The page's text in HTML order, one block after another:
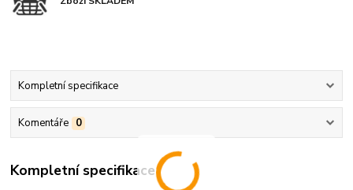
Kompletní specifikace
Komentáře 0
Kompletní specifikace